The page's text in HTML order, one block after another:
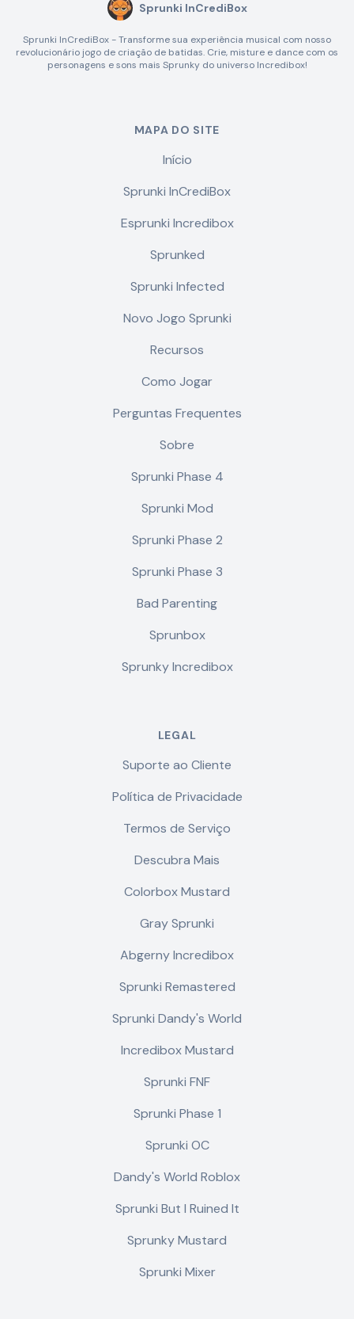
Sprunki InCrediBox
Sprunki InCrediBox - Transforme sua experiência musical com nosso
revolucionário jogo de criação de batidas. Crie, misture e dance com os
personagens e sons mais Sprunky do universo Incredibox!
MAPA DO SITE
Início
Sprunki InCrediBox
Esprunki Incredibox
Sprunked
Sprunki Infected
Novo Jogo Sprunki
Recursos
Como Jogar
Perguntas Frequentes
Sobre
Sprunki Phase 4
Sprunki Mod
Sprunki Phase 2
Sprunki Phase 3
Bad Parenting
Sprunbox
Sprunky Incredibox
LEGAL
Suporte ao Cliente
Política de Privacidade
Termos de Serviço
Descubra Mais
Colorbox Mustard
Gray Sprunki
Abgerny Incredibox
Sprunki Remastered
Sprunki Dandy's World
Incredibox Mustard
Sprunki FNF
Sprunki Phase 1
Sprunki OC
Dandy's World Roblox
Sprunki But I Ruined It
Sprunky Mustard
Sprunki Mixer